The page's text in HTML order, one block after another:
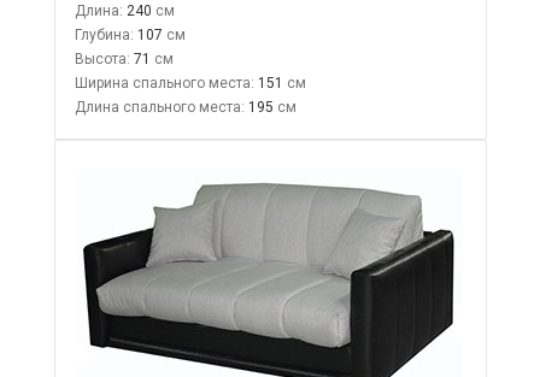
Длина: 240
Глубина: 107
Высота: 71
Ширина спального места: 151
Длина спального места: 195